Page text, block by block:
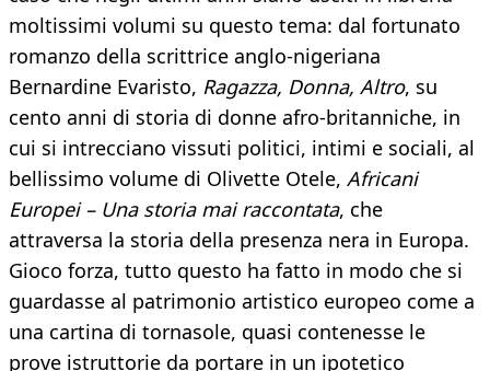
moltissimi volumi su questo tema: dal fortunato
romanzo della scrittrice anglo-nigeriana
Bernardine Evaristo, Ragazza, Donna, Altro, su
cento anni di storia di donne afro-britanniche, in
cui si intrecciano vissuti politici, intimi e sociali, al
bellissimo volume di Olivette Otele, Africani
Europei – Una storia mai raccontata, che
attraversa la storia della presenza nera in Europa.
Gioco forza, tutto questo ha fatto in modo che si
guardasse al patrimonio artistico europeo come a
una cartina di tornasole, quasi contenesse le
prove istruttorie da portare in un ipotetico